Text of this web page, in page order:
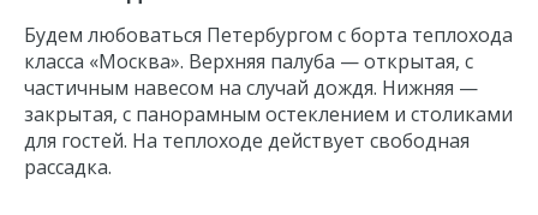
Будем любоваться Петербургом с борта теплохода
класса «Москва». Верхняя палуба —открытая, с
частичным навесом на случай дождя. Нижняя —
закрытая, с панорамным остеклением и столиками
для гостей. На теплоходе действует свободная
рассадка.